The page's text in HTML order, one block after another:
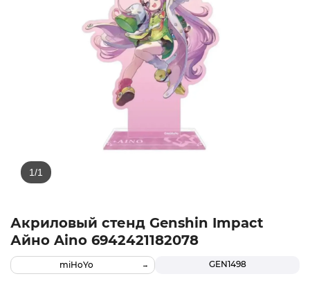
Акриловый стенд Genshin Impact
Айно Aino 6942421182078
GEN1498
miHoYo